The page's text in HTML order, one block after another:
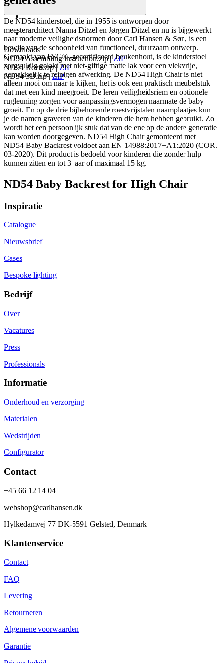
Downloads
ND54 Assembling instruction.zip|ZIP
ND54 Revit.zip|ZIP
ND54 3D.zip|ZIP
De ND54 kinderstoel, die in 1955 is ontworpen door
meesterarchitect Nanna Ditzel en Jørgen Ditzel en nu is bijgewerkt
naar moderne veiligheidsnormen door Carl Hansen & Søn, is een
bewijs van de schoonheid van functioneel, duurzaam ontwerp.
Gemaakt van FSC® -gecertificeerd beukenhout, is de kinderstoel
zorgvuldig gelakt met niet-giftige matte lak voor een vlekvrije,
gemakkelijk te reinigen afwerking. De ND54 High Chair is niet
alleen mooi om naar te kijken, het is ook een praktisch meubelstuk
dat met een kind meegroeit. De leren veiligheidsriem en optionele
rugleuning zorgen voor aanpassingsvermogen naarmate de baby
groeit. En op de drie bijbehorende roestvrijstalen naamplaatjes kun
je de namen graveren van de kinderen die hem hebben gebruikt. Zo
wordt het een persoonlijk stuk dat van de ene op de andere generatie
kan worden doorgegeven. ND54 High Chair gemonteerd met
ND54 Baby Backrest voldoet aan EN 14988:2017+A1:2020 (COR.
03-2020). Dit product is bedoeld voor kinderen die zonder hulp
kunnen zitten en tot 3 jaar of maximaal 15 kg.
ND54 Baby Backrest for High Chair
Inspiratie
Catalogue
Nieuwsbrief
Cases
Bespoke lighting
Bedrijf
Over
Vacatures
Press
Professionals
Informatie
Onderhoud en verzorging
Materialen
Wedstrijden
Configurator
Contact
+45 66 12 14 04
webshop@carlhansen.dk
Hylkedamvej 77 DK-5591 Gelsted, Denmark
Klantenservice
Contact
FAQ
Levering
Retourneren
Algemene voorwaarden
Garantie